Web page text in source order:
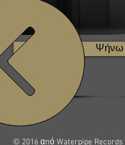
Ψήνω
© 2016 από Waterpipe Records